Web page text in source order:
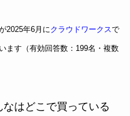
2025年6月にクラウドワークスで
ます（有効回答数：199名・複数
なはどこで買っている